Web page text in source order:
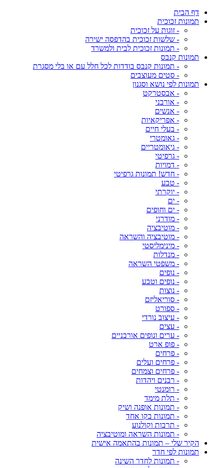
דף הבית
תמונות זכוכית
- זוגות על זכוכית
- שלשות זכוכית בהדפסה ישירה
- תמונות זכוכית לבית ולמשרד
תמונות קנבס
- תמונות קנבס בודדות לכל חלל עם או בלי מסגרת
- סטים מעוצבים
תמונות לפי נושא וסגנון
- אבסטרקט
- אורבני
- אנשים
- אפריקאיות
- בעלי חיים
- גאומטרי
- גיאומטריים
- גרפיטי
- דמויות
- חדש! תמונות גרפיטי
- טבע
- יוקרתי
- ים
- ים וחופים
- מודרני
- מוטיבציה
- מוטיבציה והשראה
- מינימליסטי
- מנדלות
- משפטי השראה
- נופים
- נופים וטבע
- נוצות
- סוריאליזם
- ספורט
- עיצוב נורדי
- עצים
- ערים ונופים אורבניים
- פופ ארט
- פרחים
- פרחים ועלים
- פרחים וצמחים
- רבנים ויהדות
- רומנטי
- תלת מימד
- תמונות אופנה ושיק
- תמונות בקו אחד
- תרבות וקולנוע
- תמונות השראה ומוטיבציה
הקיר שלי – תמונות בהתאמה אישית
תמונות לפי חדר
- תמונות לחדר השינה